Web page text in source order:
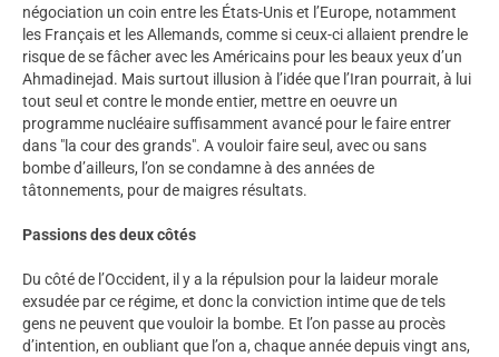
négociation un coin entre les États-Unis et l’Europe, notamment
les Français et les Allemands, comme si ceux-ci allaient prendre le
risque de se fâcher avec les Américains pour les beaux yeux d’un
Ahmadinejad. Mais surtout illusion à l’idée que l’Iran pourrait, à lui
tout seul et contre le monde entier, mettre en oeuvre un
programme nucléaire suffisamment avancé pour le faire entrer
dans "la cour des grands". A vouloir faire seul, avec ou sans
bombe d’ailleurs, l’on se condamne à des années de
tâtonnements, pour de maigres résultats.
Passions des deux côtés
Du côté de l’Occident, il y a la répulsion pour la laideur morale
exsudée par ce régime, et donc la conviction intime que de tels
gens ne peuvent que vouloir la bombe. Et l’on passe au procès
d’intention, en oubliant que l’on a, chaque année depuis vingt ans,